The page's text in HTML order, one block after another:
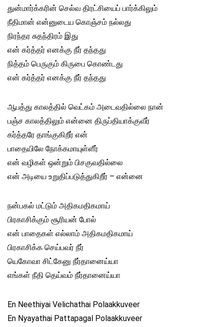
துன்மார்க்கரின் செல்வ திரட்சியைப் பார்க்கிலும்
நீதிமான் என்னுடைய கொஞ்சம் நல்லது
நிரந்தர சுதந்திரம் இது
என் கர்த்தர் எனக்கு நீர் தந்தது
நித்தம் பெருகும் கிருபை கொண்டது
என் கர்த்தர் எனக்கு நீர் தந்தது
ஆபத்து காலத்தில் வெட்கம் அடைவதில்லை நான்
பஞ்ச காலத்திலும் என்னை திருப்தியாக்குவீர்
கர்த்தரே தாங்குகிறீர் என்
பாதையிலே நோக்கமாயுள்ளீர்
என் வழிகள் ஒன்றும் பிசகுவதில்லை
என் அடியை உறுதிப்படுத்துகிறீர் – என்னை
நன்பகல் மட்டும் அதிகமதிகமாய்
பிரகாசிக்கும் சூரியன் போல்
என் பாதைகள் எல்லாம் அதிகமதிகமாய்
பிரகாசிக்க செய்பவர் நீர்
யெகோவா சிட்கேனு நீர்தானைய்யா
எங்கள் நீதி தெய்வம் நீர்தானைய்யா
En Neethiyai Velichathai Polaakkuveer
En Nyayathai Pattapagal Polaakkuveer